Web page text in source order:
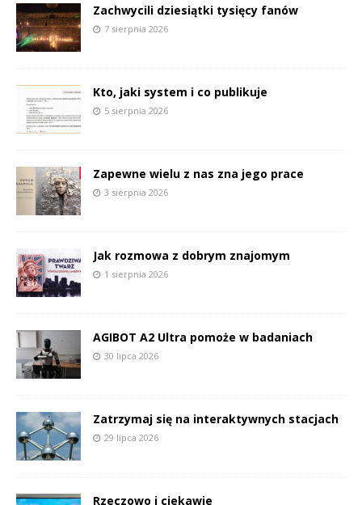
Zachwycili dziesiątki tysięcy fanów
7 sierpnia 2026
Kto, jaki system i co publikuje
5 sierpnia 2026
Zapewne wielu z nas zna jego prace
3 sierpnia 2026
Jak rozmowa z dobrym znajomym
1 sierpnia 2026
AGIBOT A2 Ultra pomoże w badaniach
30 lipca 2026
Zatrzymaj się na interaktywnych stacjach
29 lipca 2026
Rzeczowo i ciekawie